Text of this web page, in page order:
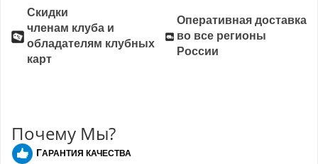
Скидки
членам клуба и
обладателям клубных
карт
Оперативная доставка
во все регионы
России
Почему Мы?
ГАРАНТИЯ КАЧЕСТВА